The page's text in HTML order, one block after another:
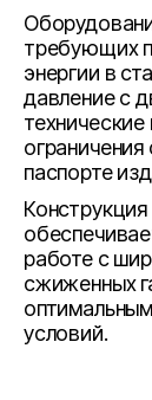
требующих
энергии в
давление с
паспорте
работе с
сжиженных
условий.